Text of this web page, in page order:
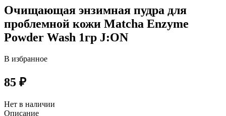
Очищающая энзимная пудра для
проблемной кожи Matcha Enzyme
Powder Wash 1гр J:ON
В избранное
85 ₽
Нет в наличии
Описание